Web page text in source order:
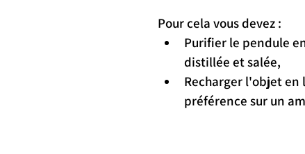
Pour cela vous devez :
Purifier le pendule
distillée et salée,
Recharger l'objet
préférence sur un